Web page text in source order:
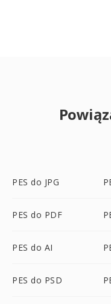
PES do JPG
PES do PDF
PES do AI
PES do PSD